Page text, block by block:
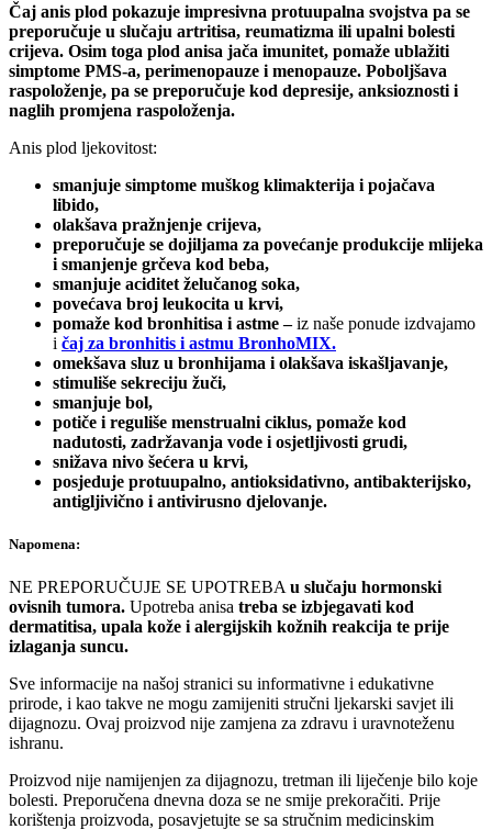
Čaj anis plod pokazuje impresivna protuupalna svojstva pa se
preporučuje u slučaju artritisa, reumatizma ili upalni bolesti
crijeva. Osim toga plod anisa jača imunitet, pomaže ublažiti
simptome PMS-a, perimenopauze i menopauze. Poboljšava
raspoloženje, pa se preporučuje kod depresije, anksioznosti i
naglih promjena raspoloženja.
Anis plod ljekovitost:
smanjuje simptome muškog klimakterija i pojačava
libido,
olakšava pražnjenje crijeva,
preporučuje se dojiljama za povećanje produkcije mlijeka
i smanjenje grčeva kod beba,
smanjuje aciditet želučanog soka,
povećava broj leukocita u krvi,
pomaže kod bronhitisa i astme –iz naše ponude izdvajamo
i čaj za bronhitis i astmu BronhoMIX.
omekšava sluz u bronhijama i olakšava iskašljavanje,
stimuliše sekreciju žuči,
smanjuje bol,
potiče i reguliše menstrualni ciklus, pomaže kod
nadutosti, zadržavanja vode i osjetljivosti grudi,
snižava nivo šećera u krvi,
posjeduje protuupalno, antioksidativno, antibakterijsko,
antigljivično i antivirusno djelovanje.
Napomena:
NE PREPORUČUJE SE UPOTREBA u slučaju hormonski
ovisnih tumora. Upotreba anisa treba se izbjegavati kod
dermatitisa, upala kože i alergijskih kožnih reakcija te prije
izlaganja suncu.
Sve informacije na našoj stranici su informativne i edukativne
prirode, i kao takve ne mogu zamijeniti stručni ljekarski savjet ili
dijagnozu. Ovaj proizvod nije zamjena za zdravu i uravnoteženu
ishranu.
Proizvod nije namijenjen za dijagnozu, tretman ili liječenje bilo koje
bolesti. Preporučena dnevna doza se ne smije prekoračiti. Prije
korištenja proizvoda, posavjetujte se sa stručnim medicinskim